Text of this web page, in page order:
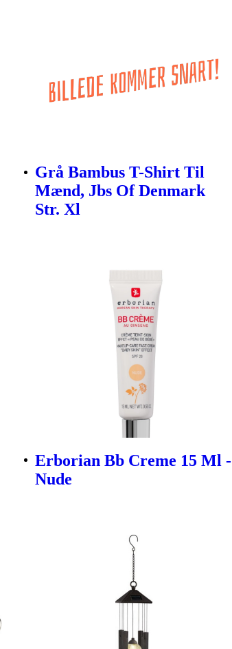
Grå Bambus T-Shirt Til
Mænd, Jbs Of Denmark
Str. Xl
Erborian Bb Creme 15 Ml -
Nude